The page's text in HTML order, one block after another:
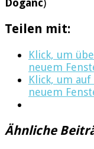
Teilen mit:
Klick, um
neuem
Klick, um
neuem
Ähnliche